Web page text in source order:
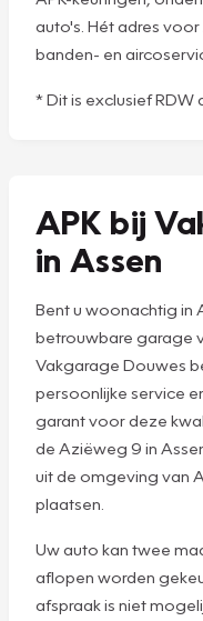
auto's. Hét adres
banden- en
* Dit is exclusief RDW
APK bij
in Assen
Bent u woonachtig in
betrouwbare garage
Vakgarage Douwes
persoonlijke service
garant voor deze
de Aziëweg 9 in
uit de omgeving van
plaatsen.
Uw auto kan twee
aflopen worden
afspraak is niet